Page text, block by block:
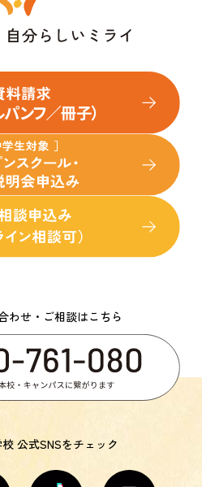
わせ・ご相談はこちら
公式SNSをチェック